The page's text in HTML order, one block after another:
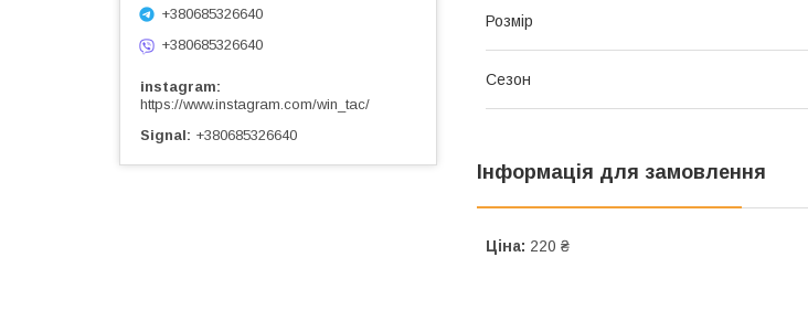
Розмір
Сезон
Інформація для замовлення
Ціна: 220 ₴
+380685326640
+380685326640
instagram
https://www.instagram.com/win_tac/
Signal
+380685326640